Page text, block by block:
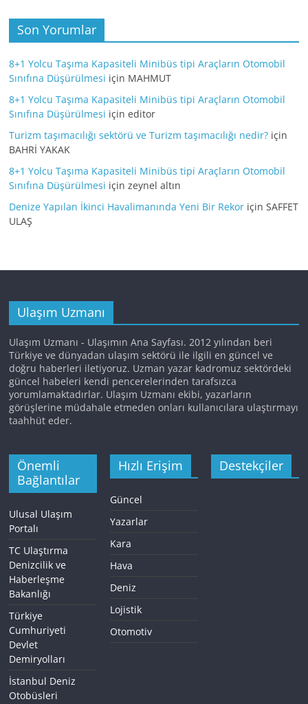
Son Yorumlar
8+1 Yolcu Taşıma Kapasiteli Minibüs tipi Araçların Otomobil
Sınıfına Düşürülmesi için MAHMUT
8+1 Yolcu Taşıma Kapasiteli Minibüs tipi Araçların Otomobil
Sınıfına Düşürülmesi içineditor
Turizm taşımacılığı sektörü ve Turizm taşımacılığı nedir? için
BAHRİ YAKAK
8+1 Yolcu Taşıma Kapasiteli Minibüs tipi Araçların Otomobil
Sınıfına Düşürülmesi içinzeynel altın
Denize Yapılan İkinci Havalimanında Yeni Bir Rekor içinSAFFET
ULAŞ
Ulaşım Uzmanı
Ulaşım Uzmanı - Ulaşımın Ana Sayfası. 2012 yılından beri
Türkiye ve dünyadan ulaşım sektörü ile ilgili en güncel ve
doğru haberleri iletiyoruz. Uzman yazar kadromuz sektördeki
güncel habeleri kendi pencerelerinden tarafsızca
yorumlamaktadırlar. Ulaşım Uzmanı ekibi, yazarların
görüşlerine müdahale etmeden onları kullanıcılara ulaştırmayı
taahhüt eder.
Önemli
Bağlantılar
Ulusal Ulaşım
Portalı
TC Ulaştırma
Denizcilik ve
Haberleşme
Bakanlığı
Türkiye
Cumhuriyeti
Devlet
Demiryolları
İstanbul Deniz
Otobüsleri
Hızlı Erişim
Güncel
Yazarlar
Kara
Hava
Deniz
Lojistik
Otomotiv
Destekçiler